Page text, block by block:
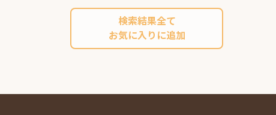
ペキプー 38
ポンスキーミックス
その他ミックス
198
検索結果全て
お気に入りに追加